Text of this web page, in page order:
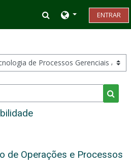
Alternar entrada
ENTRAR
de Operações e Processos